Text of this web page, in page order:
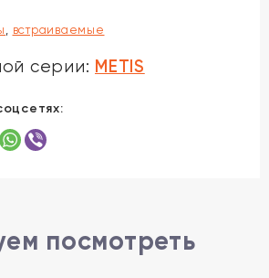
встраиваемые
серии: METIS
посмотреть